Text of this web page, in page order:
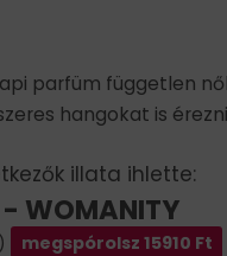
parfüm független
hangokat is
illata ihlette:
- WOMANITY
megspórolsz 15910 Ft